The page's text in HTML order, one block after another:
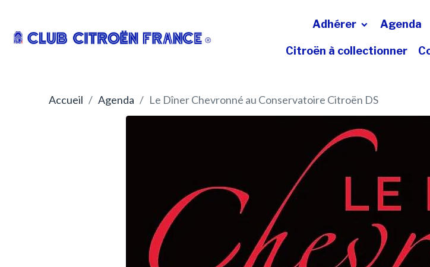
Adhérer Agenda
Citroën à collectionner
Accueil Agenda Le Dîner Chevronné au Conservatoire Citroën DS